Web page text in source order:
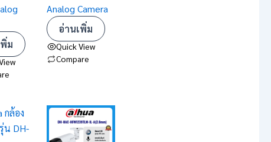
ม
Analog Camera
อ่านเพิ่ม
Quick View
Compare